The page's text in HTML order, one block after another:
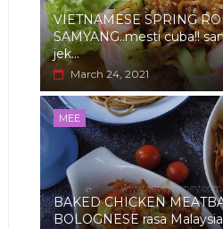
VIETNAMESE SPRING
SAMYANG..mesti cuba!!
jek...
March 24, 2021
MEE
BAKED CHICKEN
BOLOGNESE rasa Malaysia